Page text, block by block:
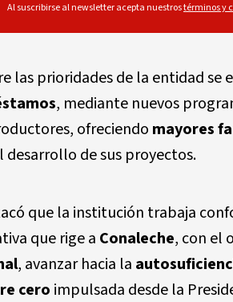
Al suscribirse al newsletter acepta nuestrostérminos y
las prioridades de la entidad se
, mediante nuevos
ofreciendo mayores
desarrollo de sus proyectos.
que la institución trabaja
que rige a Conaleche, con el
, avanzar hacia la
cero impulsada desde la